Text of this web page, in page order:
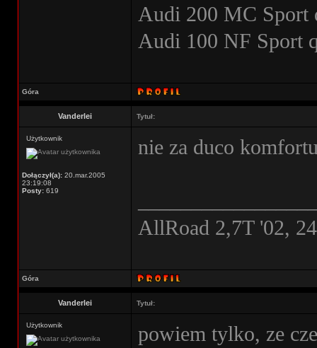
Audi 200 MC Sport
Audi 100 NF Sport
Góra
Vanderlei Tytuł:
Użytkownik
Dołączył(a): 20.mar.2005
23:19:08
Posty: 619
nie za duco
AllRoad 2,7T '02,
Góra
Vanderlei Tytuł:
Użytkownik
powiem tylko, ze